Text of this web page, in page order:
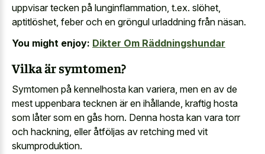
uppvisar tecken på lunginflammation, t.ex. slöhet,
aptitlöshet, feber och en gröngul urladdning från näsan.
You might enjoy: Dikter Om Räddningshundar
Vilka är symtomen?
Symtomen på kennelhosta kan variera, men en av de
mest uppenbara tecknen är en ihållande, kraftig hosta
som låter som en gås horn. Denna hosta kan vara torr
och hackning, eller åtföljas av retching med vit
skumproduktion.